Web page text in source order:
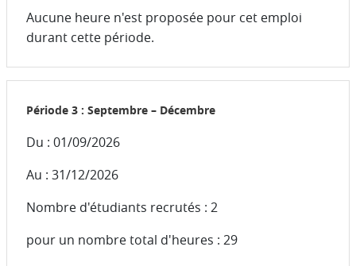
Aucune heure n'est proposée pour cet emploi
durant cette période.
Période 3 : Septembre – Décembre
Du : 01/09/2026
Au : 31/12/2026
Nombre d'étudiants recrutés : 2
pour un nombre total d'heures : 29